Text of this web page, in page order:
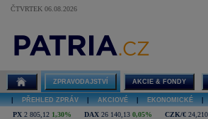
ČTVRTEK 06.08.2026
ZPRAVODAJSTVÍ AKCIE & FONDY
PŘEHLED ZPRÁV AKCIOVÉ EKONOMICKÉ
PX 2 805,12 1,30% DAX 26 140,13 0,05% CZK/€ 24,210